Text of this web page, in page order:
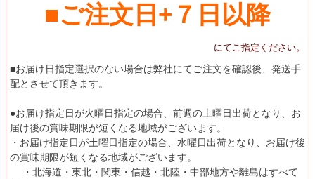
■ご注文日+７日以降
にてご指定ください。
■お届け日指定選択のない場合は弊社にてご注文を確認後、発送手
配とさせて頂きます。
●お届け指定日が火曜日指定の場合、前週の土曜日出荷となり、お
届け後の賞味期限が短くなる地域がございます。
・お届け指定日が土曜日指定の場合、水曜日出荷となり、お届け後
の賞味期限が短くなる地域がございます。
・北海道・東北・関東・信越・北陸・中部地方や離島はすべて